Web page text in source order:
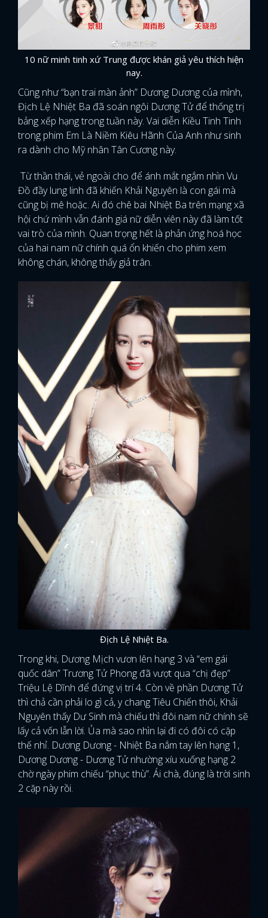
10 nữ minh tinh xứ Trung được khán giả yêu thích hiện
nay.
Cũng như “bạn trai màn ảnh” Dương Dương của mình,
Địch Lệ Nhiệt Ba đã soán ngôi Dương Tử để thống trị
bảng xếp hạng trong tuần này. Vai diễn Kiều Tinh Tinh
trong phim Em Là Niềm Kiêu Hãnh Của Anh như sinh
ra dành cho Mỹ nhân Tân Cương này.
Từ thần thái, vẻ ngoài cho để ánh mắt ngắm nhìn Vu
Đồ đầy lung linh đã khiến Khải Nguyên là con gái mà
cũng bị mê hoặc. Ai đó chê bai Nhiệt Ba trên mạng xã
hội chứ mình vẫn đánh giá nữ diễn viên này đã làm tốt
vai trò của mình. Quan trọng hết là phản ứng hoá học
của hai nam nữ chính quá ổn khiến cho phim xem
không chán, không thấy giả trân.
Địch Lệ Nhiệt Ba.
Trong khi, Dương Mịch vươn lên hạng 3 và “em gái
quốc dân” Trương Tử Phong đã vượt qua “chị đẹp”
Triệu Lệ Dĩnh để đứng vị trí 4. Còn về phần Dương Tử
thì chả cần phải lo gì cả, y chang Tiêu Chiến thôi, Khải
Nguyên thấy Dư Sinh mà chiếu thì đôi nam nữ chính sẽ
lấy cả vốn lẫn lời. Ủa mà sao nhìn lại đi có đôi có cặp
thế nhỉ. Dương Dương - Nhiệt Ba nắm tay lên hạng 1,
Dương Dương - Dương Tử nhường xíu xuống hạng 2
chờ ngày phim chiếu “phục thù”. Ái chà, đúng là trời sinh
2 cặp này rồi.